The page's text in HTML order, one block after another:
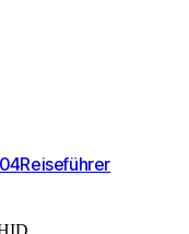
04Reiseführer